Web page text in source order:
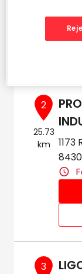
2
25.73
km
3